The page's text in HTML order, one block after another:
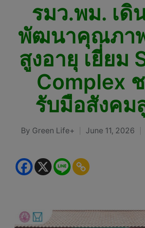
รมว.พม. เดิ
พัฒนาคุณภา
สูงอายุ เยี่ยม
Complex
รับมือสังคม
Posted
By Green Life+ June 11, 2026